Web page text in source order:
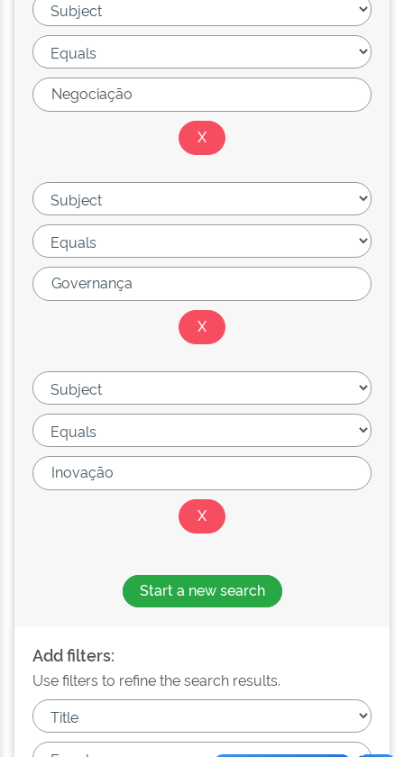
Start a new search
Add filters:
Use filters to refine the search results.